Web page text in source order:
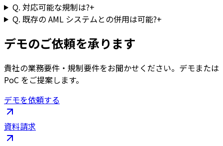
Q. 対応可能な規制は?+
Q. 既存の AML システムとの併用は可能?+
デモのご依頼を承ります
貴社の業務要件・規制要件をお聞かせください。デモまたは
PoC をご提案します。
デモを依頼する
資料請求